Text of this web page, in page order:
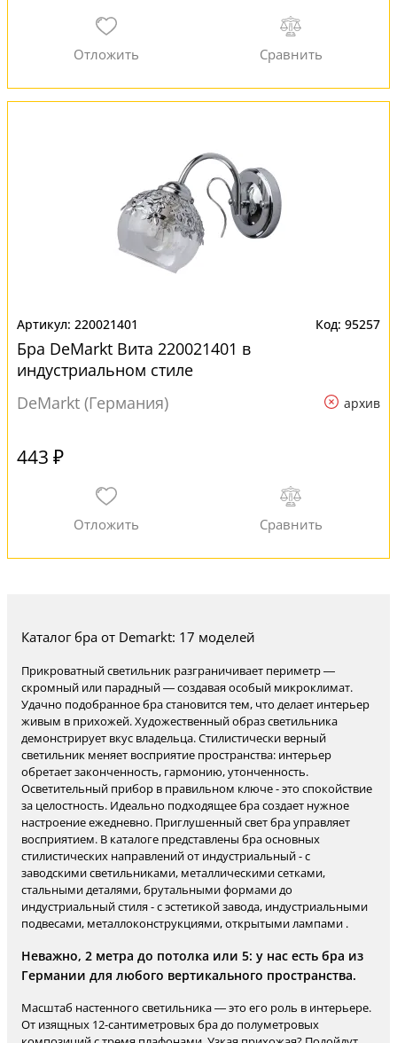
220021401 95257
Бра DeMarkt Вита 220021401 в
индустриальном стиле
DeMarkt (Германия)
архив
443 ₽
Каталог бра от Demarkt: 17 моделей
Прикроватный светильник разграничивает периметр —
скромный или парадный — создавая особый микроклимат.
Удачно подобранное бра становится тем, что делает интерьер
живым в прихожей. Художественный образ светильника
демонстрирует вкус владельца. Стилистически верный
светильник меняет восприятие пространства: интерьер
обретает законченность, гармонию, утонченность.
Осветительный прибор в правильном ключе - это спокойствие
за целостность. Идеально подходящее бра создает нужное
настроение ежедневно. Приглушенный свет бра управляет
восприятием. В каталоге представлены бра основных
стилистических направлений от индустриальный - с
заводскими светильниками, металлическими сетками,
стальными деталями, брутальными формами до
индустриальный стиля - с эстетикой завода, индустриальными
подвесами, металлоконструкциями, открытыми лампами .
Неважно, 2 метра до потолка или 5: у нас есть бра из
Германии для любого вертикального пространства.
Масштаб настенного светильника — это его роль в интерьере.
От изящных 12-сантиметровых бра до полуметровых